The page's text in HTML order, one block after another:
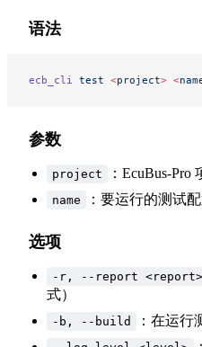
语法
ecb_cli test <project> <nam
参数
project ：EcuBus-
name ：要运行的测试
选项
-r, --report <report>
式）
-b, --build ：在运行